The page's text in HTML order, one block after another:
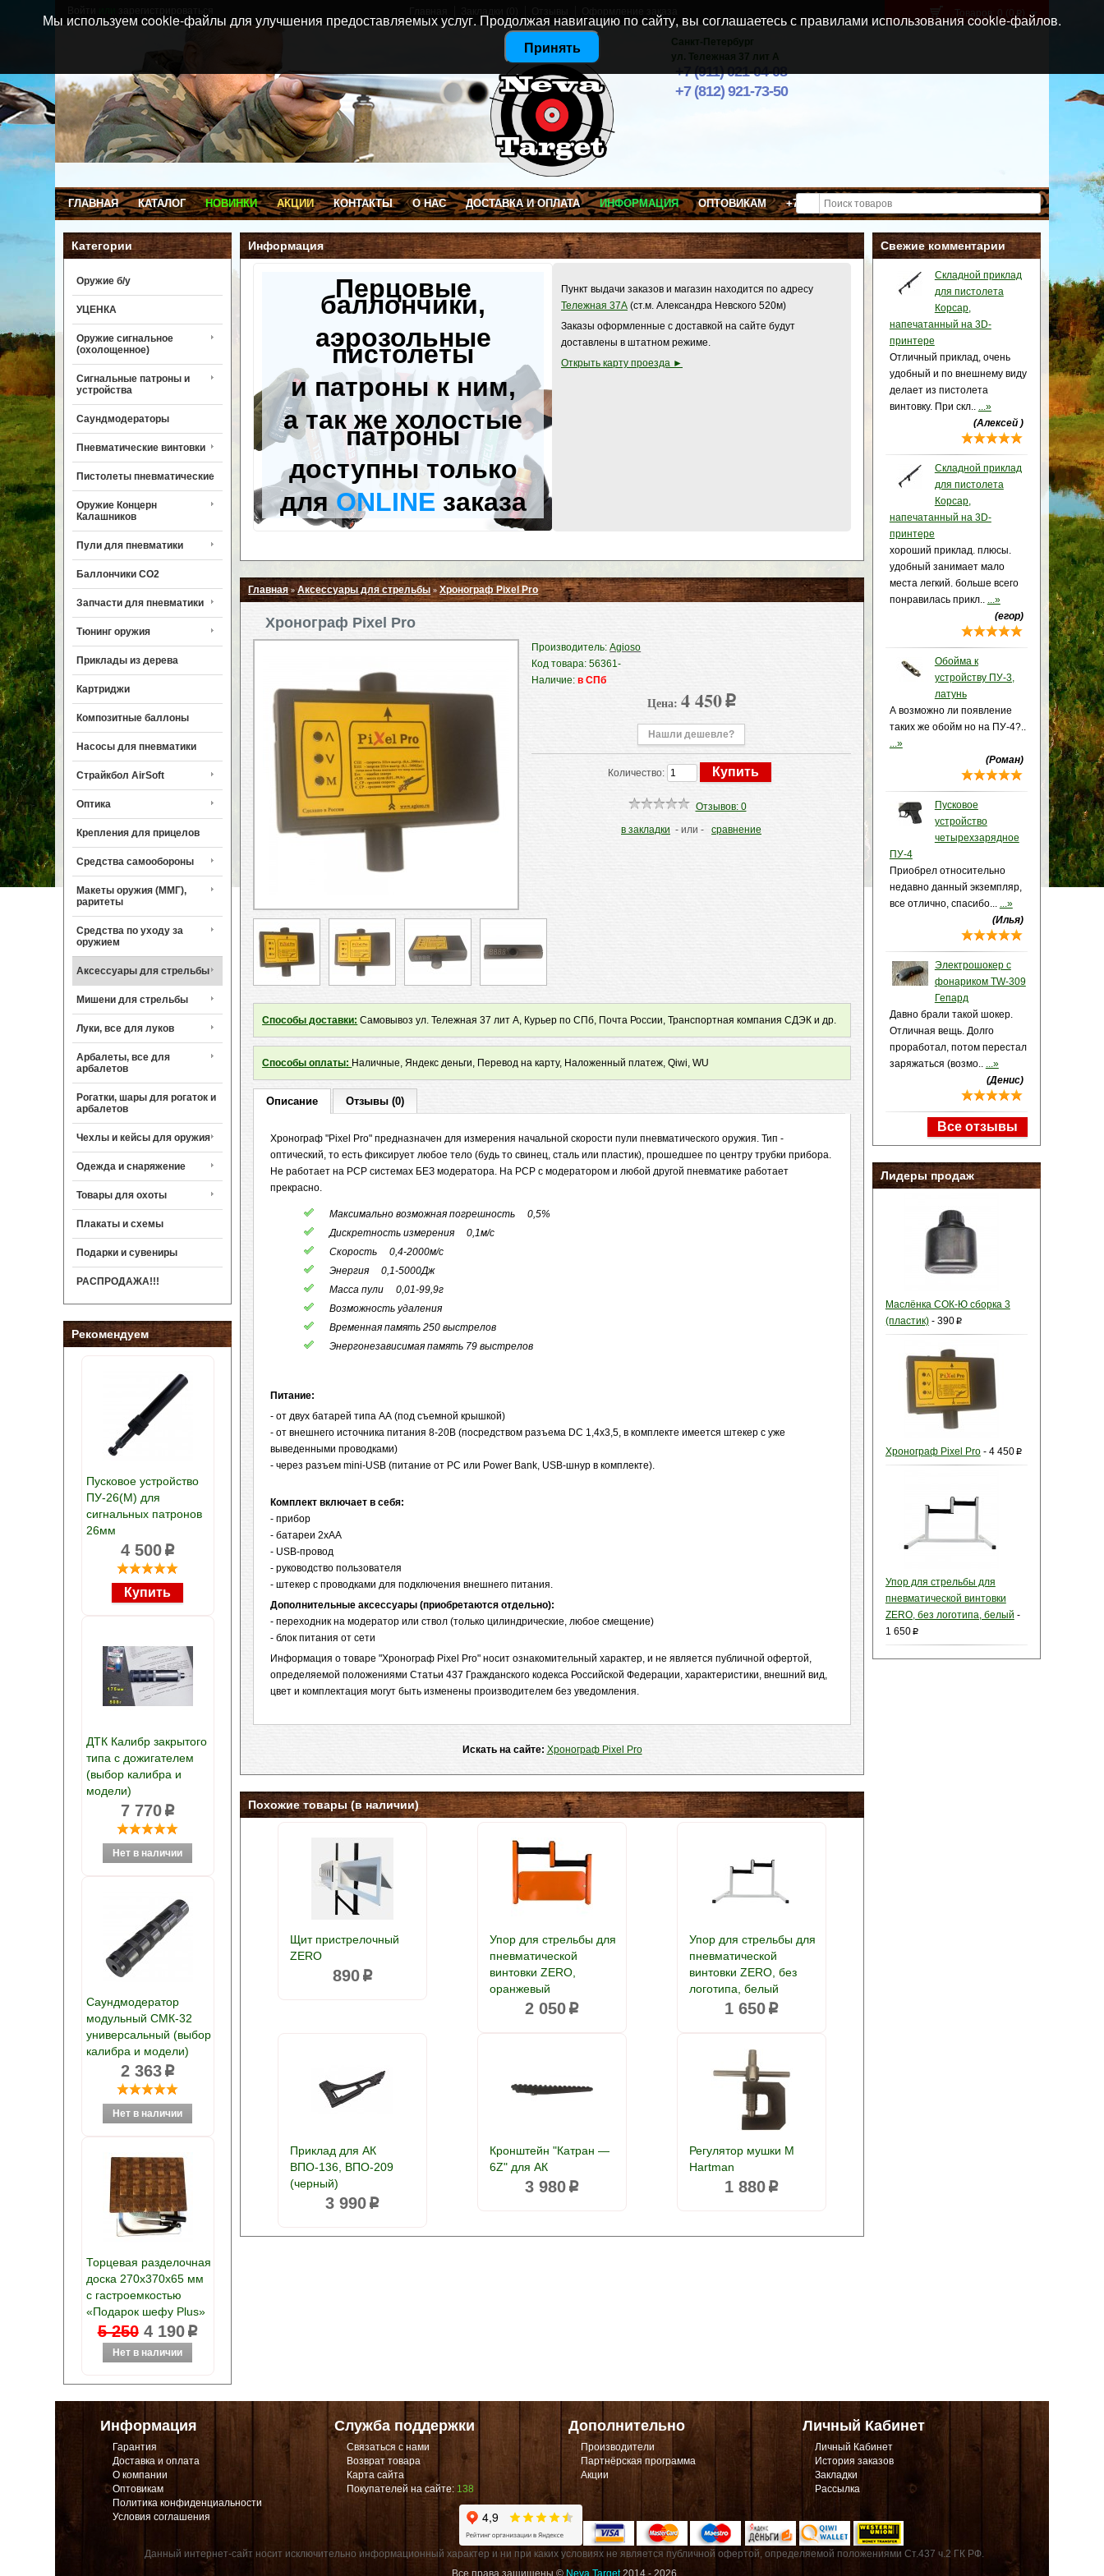
Санкт-Петербург
ул. Тележная 37 лит А
+7 (911) 021-04-08
+7 (812) 921-73-50
Товаров: 0 (0 p )
ГЛАВНАЯ КАТАЛОГ НОВИНКИ АКЦИИ КОНТАКТЫ О НАС ДОСТАВКА И ОПЛАТА ИНФОРМАЦИЯ ОПТОВИКАМ +7 (911) 021-04-08
Категории
Оружие б/у
УЦЕНКА
Оружие сигнальное
(охолощенное)
Сигнальные патроны и
устройства
Саундмодераторы
Пневматические винтовки
Пистолеты пневматические
Оружие Концерн
Калашников
Пули для пневматики
Баллончики CO2
Запчасти для пневматики
Тюнинг оружия
Приклады из дерева
Картриджи
Композитные баллоны
Насосы для пневматики
Страйкбол AirSoft
Оптика
Крепления для прицелов
Средства самообороны
Макеты оружия (ММГ),
раритеты
Средства по уходу за
оружием
Аксессуары для стрельбы
Мишени для стрельбы
Луки, все для луков
Арбалеты, все для
арбалетов
Рогатки, шары для рогаток и
арбалетов
Чехлы и кейсы для оружия
Одежда и снаряжение
Товары для охоты
Плакаты и схемы
Подарки и сувениры
РАСПРОДАЖА!!!
Рекомендуем
Пусковое устройство
ПУ-26(М) для
сигнальных патронов
26мм
4 500p
ДТК Калибр закрытого
типа с дожигателем
(выбор калибра и
модели)
7 770p
Саундмодератор
модульный СМК-32
универсальный (выбор
калибра и модели)
2 363p
Торцевая разделочная
доска 270х370х65 мм
с гастроемкостью
«Подарок шефу Plus»
5 250 4 190p
Свежие комментарии
Складной приклад
для пистолета
Корсар,
напечатанный на 3D-
принтере
Отличный приклад, очень
удобный и по внешнему виду
делает из пистолета
винтовку. При скл.. ...»
(Алексей )
Складной приклад
для пистолета
Корсар,
напечатанный на 3D-
принтере
хороший приклад. плюсы.
удобный занимает мало
места легкий. больше всего
понравилась прикл.. ...»
(егор)
Обойма к
устройству ПУ-3,
латунь
А возможно ли появление
таких же обойм но на ПУ-4?..
...»
(Роман)
Пусковое
устройство
четырехзарядное
ПУ-4
Приобрел относительно
недавно данный экземпляр,
все отлично, спасибо... ...»
(Илья)
Электрошокер с
фонариком TW-309
Гепард
Давно брали такой шокер.
Отличная вещь. Долго
проработал, потом перестал
заряжаться (возмо.. ...»
(Денис)
Все отзывы
Лидеры продаж
Маслёнка СОК-Ю сборка 3
(пластик)- 390p
Хронограф Pixel Pro- 4 450p
Упор для стрельбы для
пневматической винтовки
ZERO, без логотипа, белый -
1 650p
Информация
Перцовые
баллончики,
аэрозольные
пистолеты
и патроны к ним,
а так же холостые
патроны
доступны только
дляONLINE заказа
Пункт выдачи заказов и магазин находится по адресу
Тележная 37А (ст.м. Александра Невского 520м)
Заказы оформленные с доставкой на сайте будут
доставлены в штатном режиме.
Открыть карту проезда ►
Главная»Аксессуары для стрельбы »Хронограф Pixel Pro
Хронограф Pixel Pro
Производитель: Agioso
Код товара: 56361-
Наличие:в СПб
Цена: 4 450p
Нашли дешевле?
Количество:
Отзывов: 0
в закладки - или - сравнение
Способы доставки: Самовывоз ул. Тележная 37 лит А, Курьер по СПб, Почта России, Транспортная компания СДЭК и др.
Способы оплаты: Наличные, Яндекс деньги, Перевод на карту, Наложенный платеж, Qiwi, WU
Описание Отзывы (0)
Хронограф "Pixel Pro" предназначен для измерения начальной скорости пули пневматического оружия. Тип -
оптический, то есть фиксирует любое тело (будь то свинец, сталь или пластик), прошедшее по центру трубки прибора.
Не работает на PCP системах БЕЗ модератора. На PCP с модератором и любой другой пневматике работает
прекрасно.
Максимально возможная погрешность 0,5%
Дискретность измерения 0,1м/с
Скорость 0,4-2000м/с
Энергия 0,1-5000Дж
Масса пули 0,01-99,9г
Возможность удаления
Временная память 250 выстрелов
Энергонезависимая память 79 выстрелов
Питание:
- от двух батарей типа АА (под съемной крышкой)
- от внешнего источника питания 8-20В (посредством разъема DC 1,4х3,5, в комплекте имеется штекер с уже
выведенными проводками)
- через разъем mini-USB (питание от PC или Power Bank, USB-шнур в комплекте).
Комплект включает в себя:
- прибор
- батареи 2хАА
- USB-провод
- руководство пользователя
- штекер с проводками для подключения внешнего питания.
Дополнительные аксессуары (приобретаются отдельно):
- переходник на модератор или ствол (только цилиндрические, любое смещение)
- блок питания от сети
Информация о товаре "Хронограф Pixel Pro" носит ознакомительный характер, и не является публичной офертой,
определяемой положениями Статьи 437 Гражданского кодекса Российской Федерации, характеристики, внешний вид,
цвет и комплектация могут быть изменены производителем без уведомления.
Искать на сайте: Хронограф Pixel Pro
Похожие товары (в наличии)
Щит пристрелочный
ZERO
890p
Упор для стрельбы для
пневматической
винтовки ZERO,
оранжевый
2 050p
Упор для стрельбы для
пневматической
винтовки ZERO, без
логотипа, белый
1 650p
Приклад для АК
ВПО-136, ВПО-209
(черный)
3 990 p
Кронштейн "Катран —
6Z" для АК
3 980p
Регулятор мушки М
Hartman
1 880p
Информация
Гарантия
Доставка и оплата
О компании
Оптовикам
Политика конфиденциальности
Условия соглашения
Служба поддержки
Связаться с нами
Возврат товара
Карта сайта
Покупателей на сайте: 138
Дополнительно
Производители
Партнёрская программа
Акции
Личный Кабинет
Личный Кабинет
История заказов
Закладки
Рассылка
Данный интернет-сайт носит исключительно информационный характер и ни при каких условиях не является публичной офертой, определяемой положениями Ст.437 ч.2 ГК РФ.
Все права защищены © Neva Target2014 - 2026
Мы используем cookie-файлы для улучшения предоставляемых услуг. Продолжая навигацию по сайту, вы соглашаетесь с правилами использования cookie-файлов.
Принять